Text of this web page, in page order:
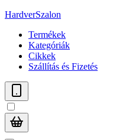
HardverSzalon
Termékek
Kategóriák
Cikkek
Szállítás és Fizetés